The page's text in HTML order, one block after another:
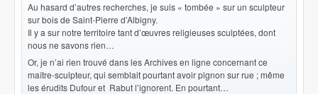
Au hasard d’autres recherches, je suis « tombée » sur un sculpteur
sur bois de Saint-Pierre d’Albigny.
Il y a sur notre territoire tant d’œuvres religieuses sculptées, dont
nous ne savons rien…
Or, je n’ai rien trouvé dans les Archives en ligne concernant ce
maître-sculpteur, qui semblait pourtant avoir pignon sur rue ; même
les érudits Dufour et Rabut l’ignorent. En pourtant…